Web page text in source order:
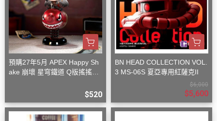
預購27年5月 APEX Happy Sh
ake 崩壞 星穹鐵道 Q版搖搖樂
$520
BN HEAD COLLECTION VOL.
3 MS-06S 夏亞專用紅薩克II
$6,000
$5,600